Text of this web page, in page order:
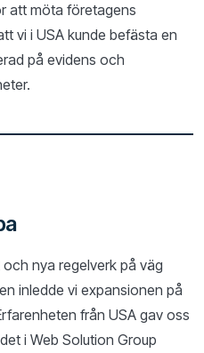
att möta företagens
vi i USA kunde befästa en
på evidens och
nya regelverk på väg
inledde vi expansionen på
från USA gav oss
i Web Solution Group